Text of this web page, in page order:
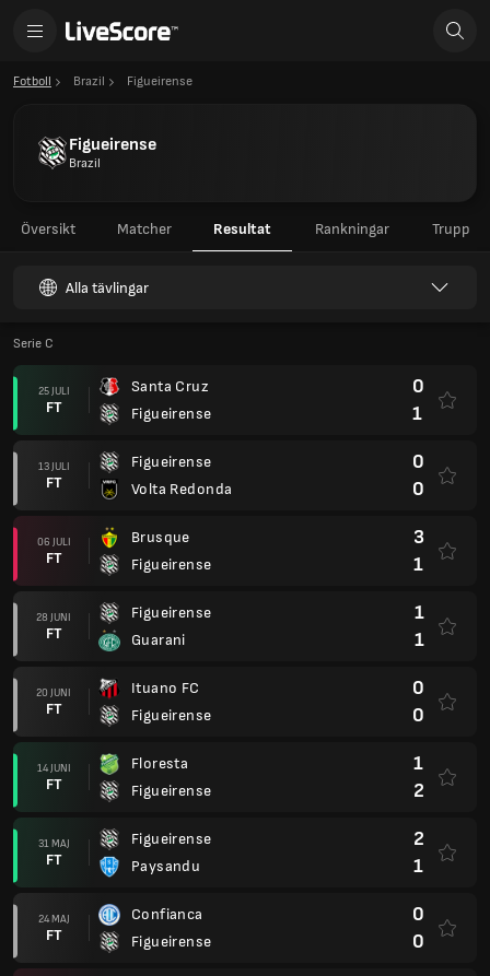
Fotboll Brazil Figueirense
Figueirense
Brazil
Översikt Matcher Resultat Rankningar Trupp
Alla tävlingar
Serie C
25 JULI
FT
Santa Cruz
Figueirense
0
1
13 JULI
FT
Figueirense
Volta Redonda
0
0
06 JULI
FT
Brusque
Figueirense
3
1
28 JUNI
FT
Figueirense
Guarani
1
1
20 JUNI
FT
Ituano FC
Figueirense
0
0
14 JUNI
FT
Floresta
Figueirense
1
2
31 MAJ
FT
Figueirense
Paysandu
2
1
24 MAJ
FT
Confianca
Figueirense
0
0